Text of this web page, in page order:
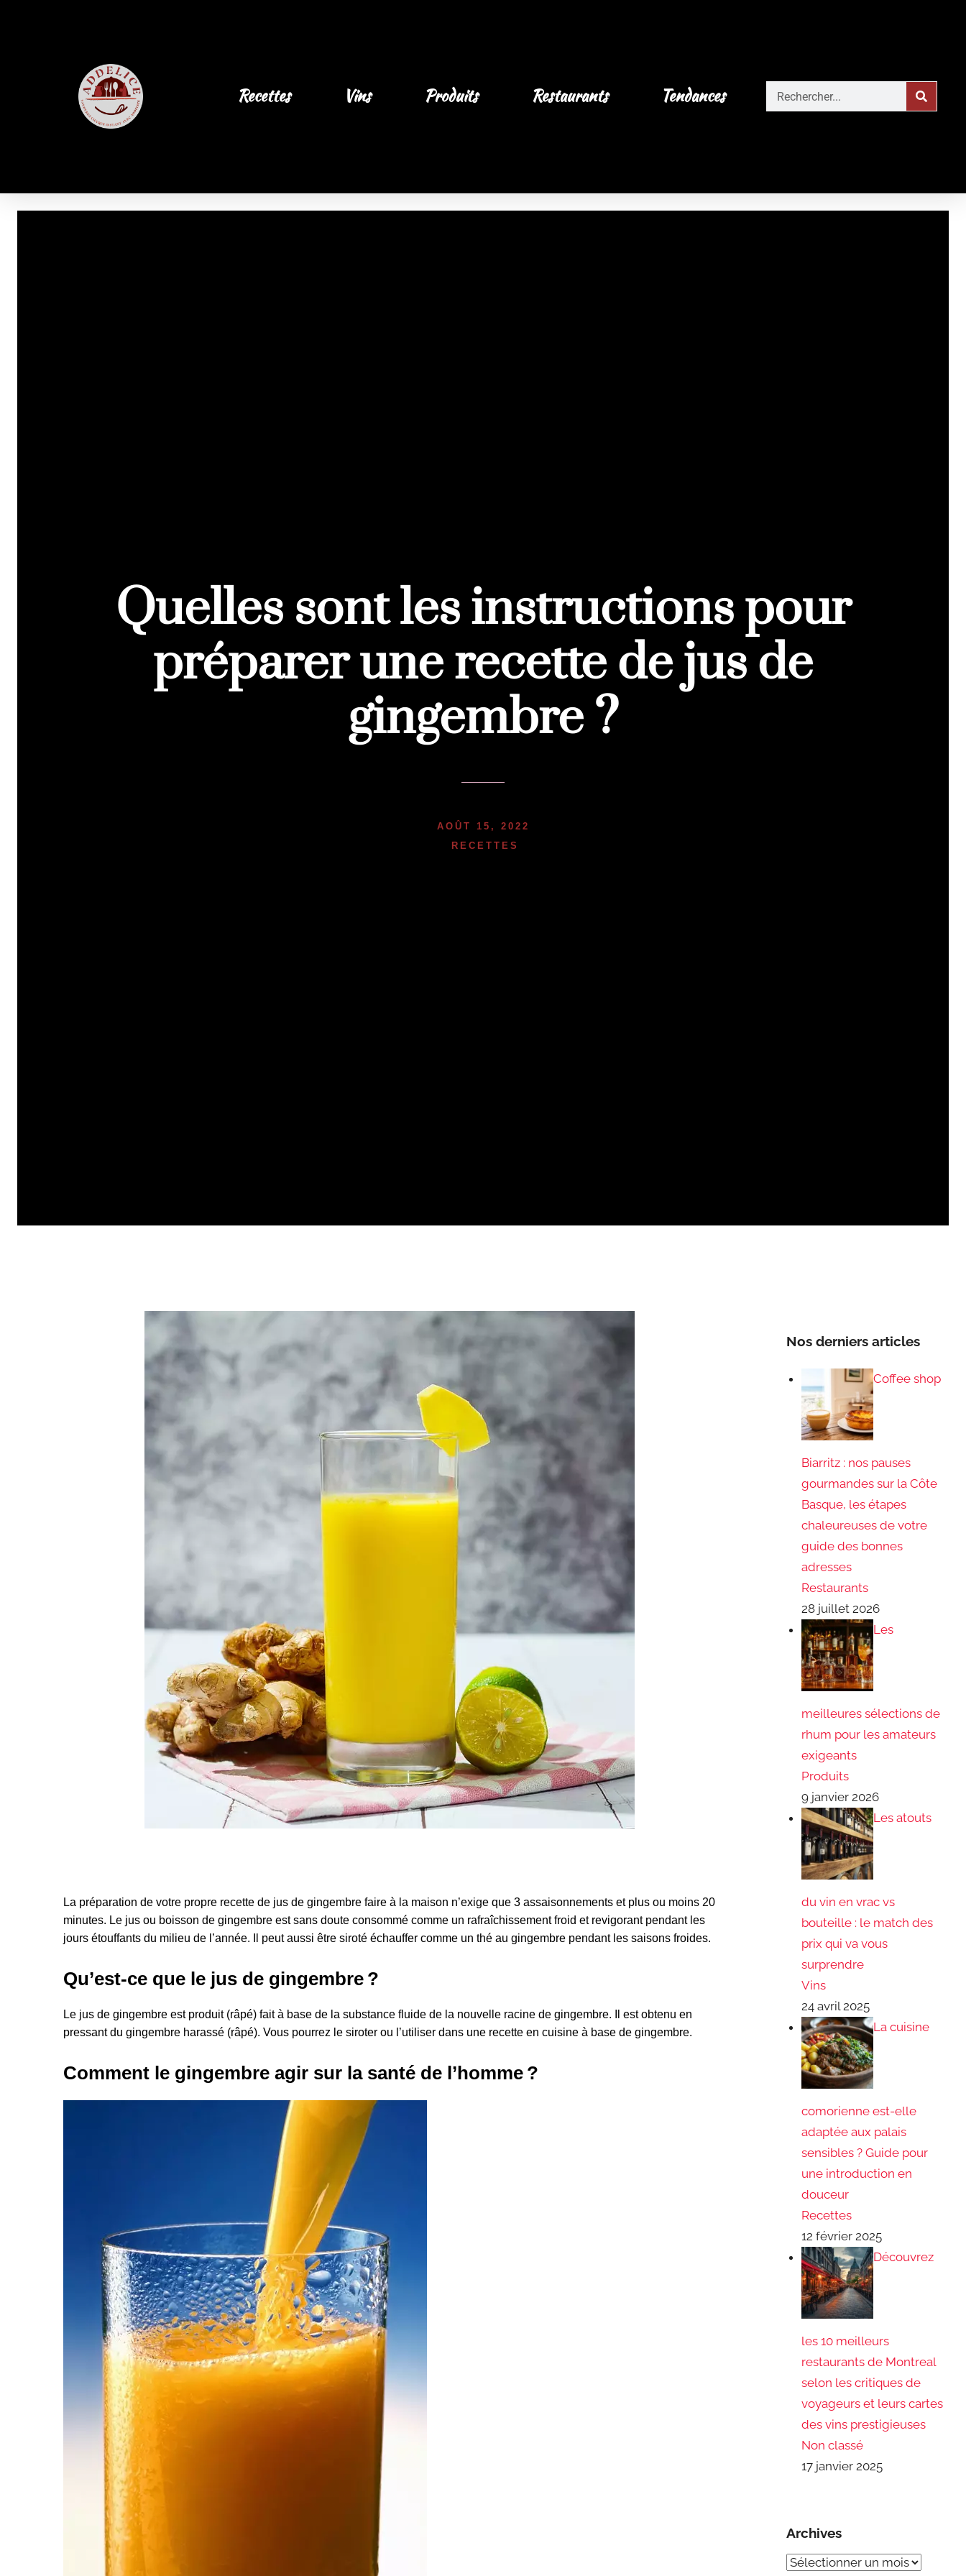
Recettes Vins Produits Restaurants Tendances
Quelles sont les instructions pour
préparer une recette de jus de
gingembre ?
AOÛT 15, 2022
RECETTES
La préparation de votre propre recette de jus de gingembre faire à la maison n’exige que 3 assaisonnements et plus ou moins 20
minutes. Le jus ou boisson de gingembre est sans doute consommé comme un rafraîchissement froid et revigorant pendant les
jours étouffants du milieu de l’année. Il peut aussi être siroté échauffer comme un thé au gingembre pendant les saisons froides.
Qu’est-ce que le jus de gingembre ?
Le jus de gingembre est produit (râpé) fait à base de la substance fluide de la nouvelle racine de gingembre. Il est obtenu en
pressant du gingembre harassé (râpé). Vous pourrez le siroter ou l’utiliser dans une recette en cuisine à base de gingembre.
Comment le gingembre agir sur la santé de l’homme ?
Nos derniers articles
Coffee shop
Biarritz : nos pauses
gourmandes sur la Côte
Basque, les étapes
chaleureuses de votre
guide des bonnes
adresses
Restaurants
28 juillet 2026
Les
meilleures sélections de
rhum pour les amateurs
exigeants
Produits
9 janvier 2026
Les atouts
du vin en vrac vs
bouteille : le match des
prix qui va vous
surprendre
Vins
24 avril 2025
La cuisine
comorienne est-elle
adaptée aux palais
sensibles ? Guide pour
une introduction en
douceur
Recettes
12 février 2025
Découvrez
les 10 meilleurs
restaurants de Montreal
selon les critiques de
voyageurs et leurs cartes
des vins prestigieuses
Non classé
17 janvier 2025
Archives